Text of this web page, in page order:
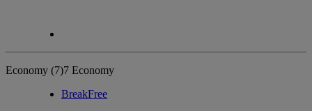
Economy (7)7 Economy
BreakFree